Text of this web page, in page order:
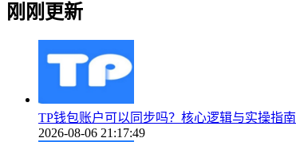
刚刚更新
TP钱包账户可以同步吗？核心逻辑与实操指南
2026-08-06 21:17:49